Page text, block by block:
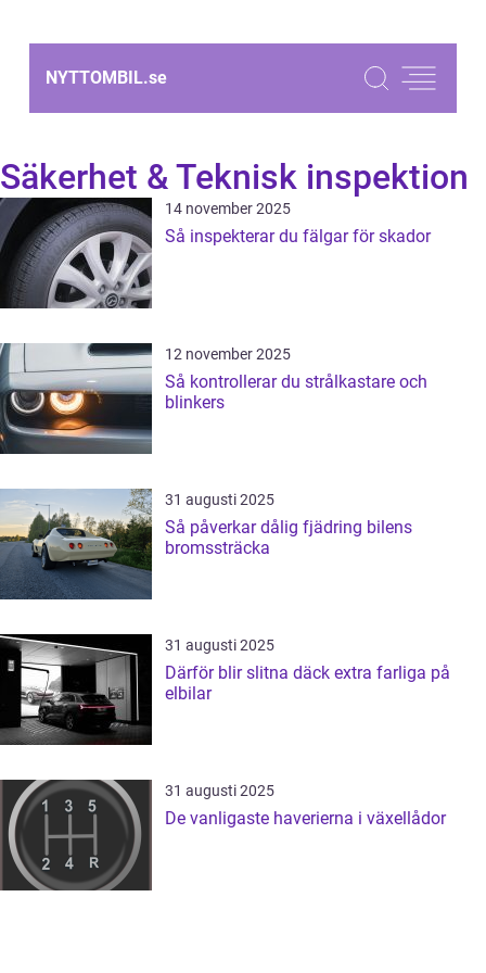
NYTTOMBIL.se
Säkerhet & Teknisk inspektion
14 november 2025
Så inspekterar du fälgar för skador
12 november 2025
Så kontrollerar du strålkastare och
blinkers
31 augusti 2025
Så påverkar dålig fjädring bilens
bromssträcka
31 augusti 2025
Därför blir slitna däck extra farliga på
elbilar
31 augusti 2025
De vanligaste haverierna i växellådor